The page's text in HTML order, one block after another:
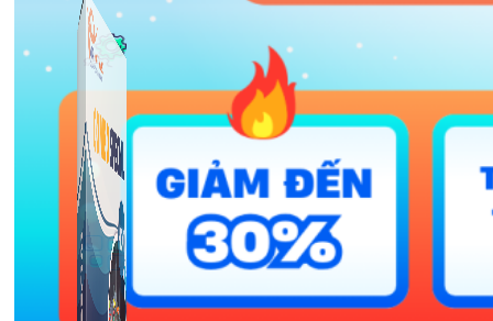
Công Cụ Marketing
1,066 bài viết
Thủ Thuật Facebook